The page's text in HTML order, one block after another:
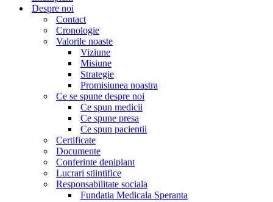
Despre noi
Contact
Cronologie
Valorile noaste
Viziune
Misiune
Strategie
Promisiunea noastra
Ce se spune despre noi
Ce spun medicii
Ce spune presa
Ce spun pacientii
Certificate
Documente
Conferinte deniplant
Lucrari stiintifice
Responsabilitate sociala
Fundatia Medicala Speranta